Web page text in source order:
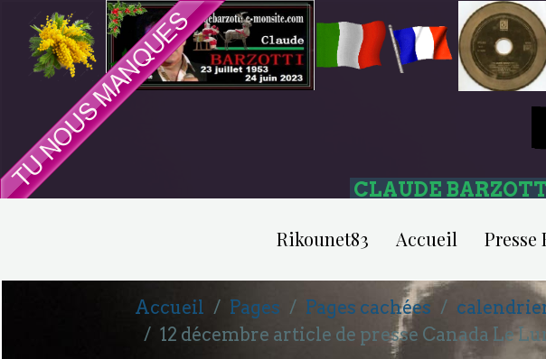
CLAUDE
Rikounet83 Accueil Presse
Accueil Pages Pages cachées
12 décembre article de presse Canada Le